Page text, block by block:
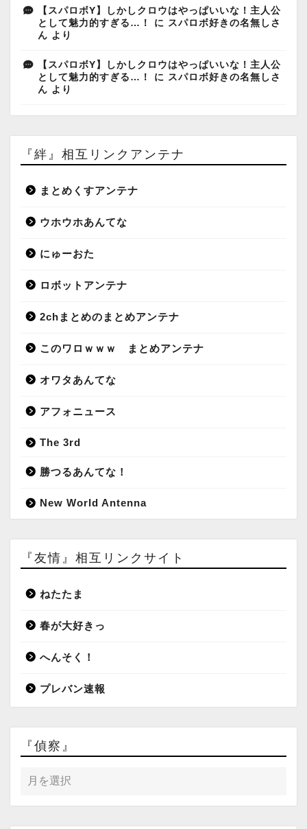
【スパロボY】しかしクロウはやっぱいいな！主人公
として魅力的すぎる…！
に スパロボ好きの名無しさ
ん より
【スパロボY】しかしクロウはやっぱいいな！主人公
として魅力的すぎる…！
に スパロボ好きの名無しさ
ん より
『絆』相互リンクアンテナ
まとめくすアンテナ
ウホウホあんてな
にゅーおた
ロボットアンテナ
2chまとめのまとめアンテナ
このワロｗｗｗ まとめアンテナ
オワタあんてな
アフォニュース
The 3rd
勝つるあんてな！
New World Antenna
『友情』相互リンクサイト
ねたたま
春が大好きっ
へんそく！
プレバン速報
『偵察』